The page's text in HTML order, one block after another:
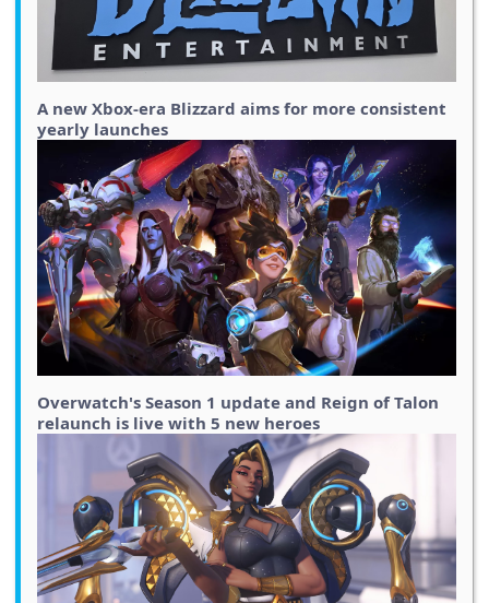
A new Xbox-era Blizzard aims for more consistent
yearly launches
Overwatch's Season 1 update and Reign of Talon
relaunch is live with 5 new heroes